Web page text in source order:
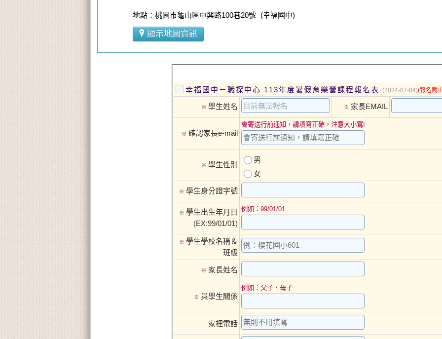
地點：桃園市龜山區中興路100巷20號 (幸福國中)
顯示地圖資訊
幸福國中－職探中心 113年度暑假育樂營課程報名表 (2024-07-04)(報名截
※ 學生姓名 ※ 家長EMAIL
※ 確認家長e-mail
會寄送行前通知，請填寫正確，注意大小寫!
※ 學生性別
男
女
※ 學生身分證字號
※ 學生出生年月日
(EX:99/01/01)
例如：99/01/01
※ 學生學校名稱＆
班級
※ 家長姓名
※ 與學生關係
例如：父子、母子
家裡電話